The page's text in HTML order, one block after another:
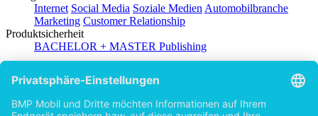
Internet Social Media Soziale Medien Automobilbranche
Marketing Customer Relationship
Produktsicherheit
BACHELOR + MASTER Publishing
Autor
Pascal Mansmann (Autor:in)